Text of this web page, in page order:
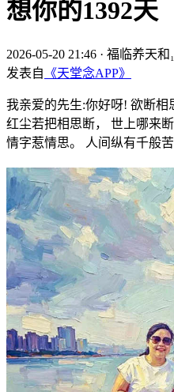
想你的1392天
2026-05-20 21:46 · 福临养天和
发表自 《天堂念APP》
我亲爱的先生:你好呀! 欲断相
红尘若把相思断， 世上哪来
情字惹情思。 人间纵有千般